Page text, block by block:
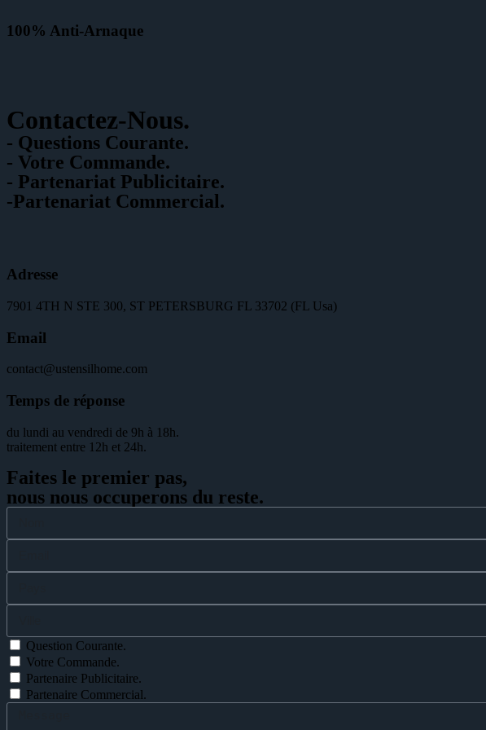
100% Anti-Arnaque
Contactez-Nous.
- Questions Courante.
- Votre Commande.
- Partenariat Publicitaire.
-Partenariat Commercial.
Adresse
7901 4TH N STE 300, ST PETERSBURG FL 33702 (FL Usa)
Email
contact@ustensilhome.com
Temps de réponse
du lundi au vendredi de 9h à 18h.
traitement entre 12h et 24h.
Faites le premier pas,
nous nous occuperons du reste.
Question Courante.
Votre Commande.
Partenaire Publicitaire.
Partenaire Commercial.